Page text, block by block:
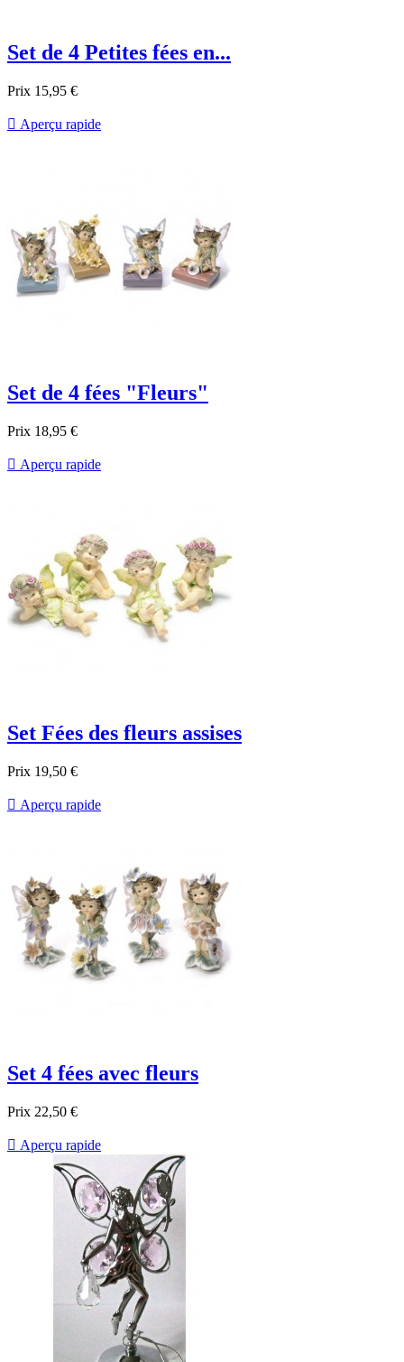
Set de 4 Petites fées en...
Prix 15,95 €
 Aperçu rapide
Set de 4 fées "Fleurs"
Prix 18,95 €
 Aperçu rapide
Set Fées des fleurs assises
Prix 19,50 €
 Aperçu rapide
Set 4 fées avec fleurs
Prix 22,50 €
 Aperçu rapide